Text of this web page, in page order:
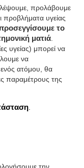
προλάβουμε
προβλήματα υγείας
το
ματιά
υγείας) μπορεί να
να
ενός ατόμου, θα
παραμέτρους της